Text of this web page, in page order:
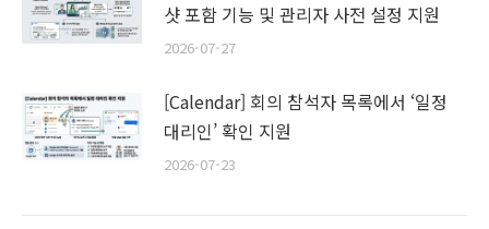
샷 포함 기능 및 관리자 사전 설정 지원
2026-07-27
[Calendar] 회의 참석자 목록에서 ‘일정
대리인’ 확인 지원
2026-07-23